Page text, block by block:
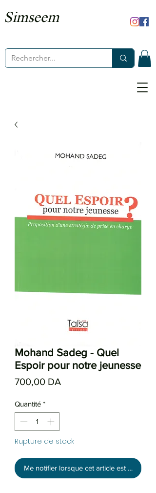
Simseem
Mohand Sadeg - Quel
Espoir pour notre jeunesse
700,00 DA
Quantité *
Rupture de stock
Me notifier lorsque cet article est disponible